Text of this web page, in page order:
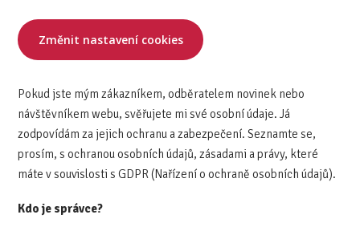
Změnit nastavení cookies
Pokud jste mým zákazníkem, odběratelem novinek nebo
návštěvníkem webu, svěřujete mi své osobní údaje. Já
zodpovídám za jejich ochranu a zabezpečení. Seznamte se,
prosím, s ochranou osobních údajů, zásadami a právy, které
máte v souvislosti s GDPR (Nařízení o ochraně osobních údajů).
Kdo je správce?